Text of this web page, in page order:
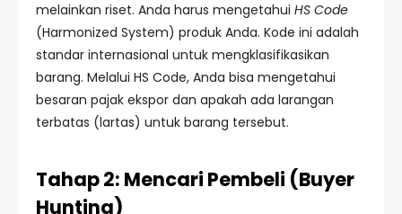
melainkan riset. Anda harus mengetahui HS Code
(Harmonized System) produk Anda. Kode ini adalah
standar internasional untuk mengklasifikasikan
barang. Melalui HS Code, Anda bisa mengetahui
besaran pajak ekspor dan apakah ada larangan
terbatas (lartas) untuk barang tersebut.
Tahap 2: Mencari Pembeli (Buyer
Hunting)